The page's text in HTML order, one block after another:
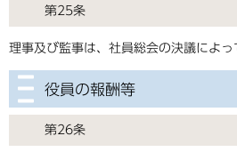
第25条
理事及び監事は、社員総会の決議によっ
役員の報酬等
第26条